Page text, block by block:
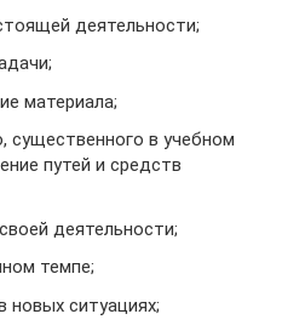
деятельности;
материала;
существенного в учебном
путей и средств
деятельности;
темпе;
новых ситуациях;